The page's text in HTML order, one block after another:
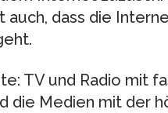
auch, dass die
TV und Radio mit
die Medien mit der